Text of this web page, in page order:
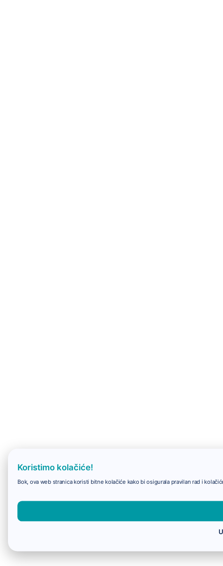
Koristimo kolačiće!
Bok, ova web stranica koristi bitne kolačiće kako bi osigurala pravilan rad i